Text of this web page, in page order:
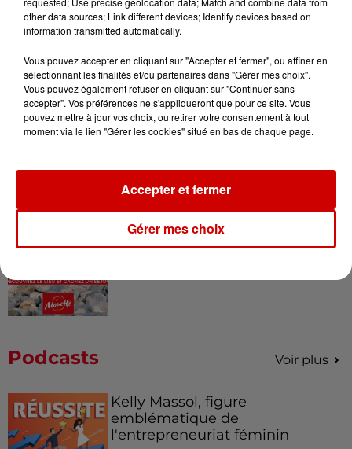
Le Duel - Gagnez vos entrées
pour l'un des zoos de nos
Destination Vacances - Gagnez
votre séjour en famille au cœur
Destination Vacances : inscrivez-
Podcasts Voir plus
Kelly Massol, figure
emblématique de
l'entrepreneuriat féminin
other data sources; Link different devices; Identify devices based on
information transmitted automatically.
Vous pouvez accepter en cliquant sur "Accepter et fermer", ou affiner en
sélectionnant les finalités et/ou partenaires dans "Gérer mes choix".
Vous pouvez également refuser en cliquant sur "Continuer sans
accepter". Vos préférences ne s'appliqueront que pour ce site. Vous
pouvez mettre à jour vos choix, ou retirer votre consentement à tout
moment via le lien "Gérer les cookies" situé en bas de chaque page.
Gérer mes choix
Accepter et fermer